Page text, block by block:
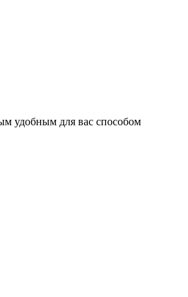
удобным для вас способом